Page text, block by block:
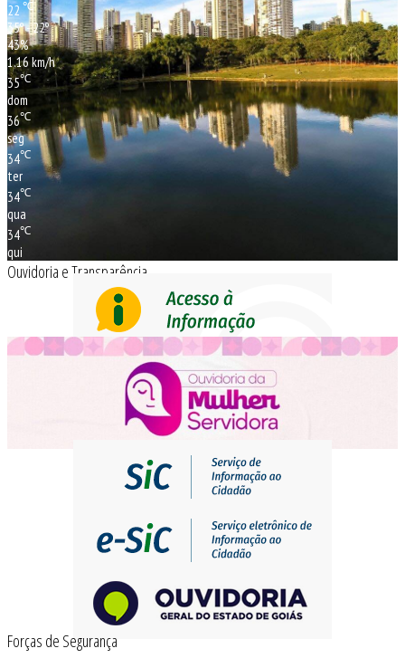
22℃
35º - 22º
43%
1.16 km/h
35℃
dom
36℃
seg
34℃
ter
34℃
qua
34℃
qui
Ouvidoria e Transparência
Forças de Segurança